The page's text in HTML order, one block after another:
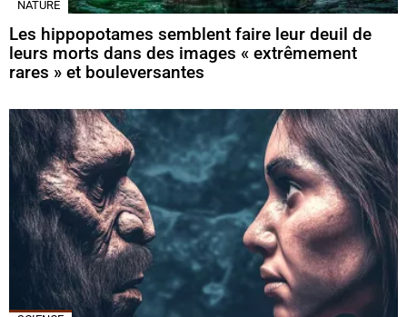
NATURE
Les hippopotames semblent faire leur deuil de
leurs morts dans des images « extrêmement
rares » et bouleversantes